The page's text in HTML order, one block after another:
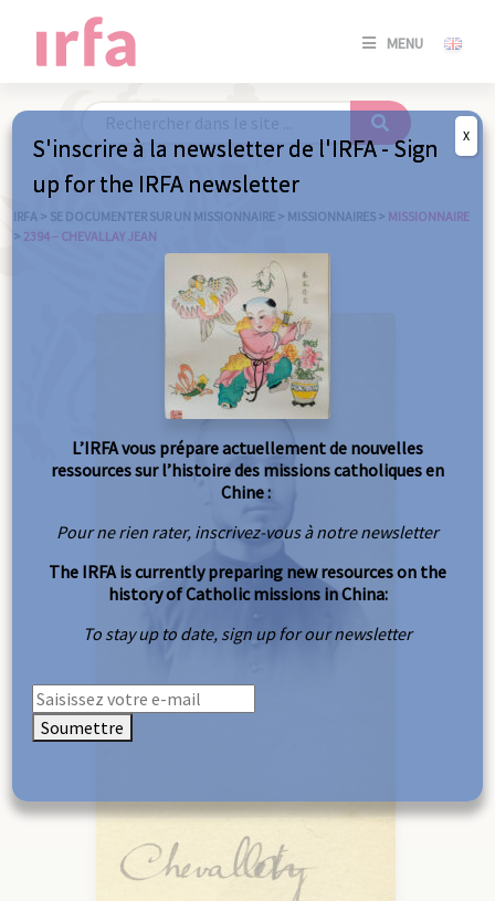
MENU
SE
/
IRFA > SE DOCUMENTER SUR UN MISSIONNAIRE > MISSIONNAIRES > MISSIONNAIRE
> 2394 – CHEVALLAY JEAN
S'inscrire à la newsletter de l'IRFA - Sign
up for the IRFA newsletter
L’IRFA vous prépare actuellement de nouvelles
ressources sur l’histoire des missions catholiques en
Chine :
Pour ne rien rater, inscrivez-vous à notre newsletter
The IRFA is currently preparing new resources on the
history of Catholic missions in China:
To stay up to date, sign up for our newsletter
Soumettre
X